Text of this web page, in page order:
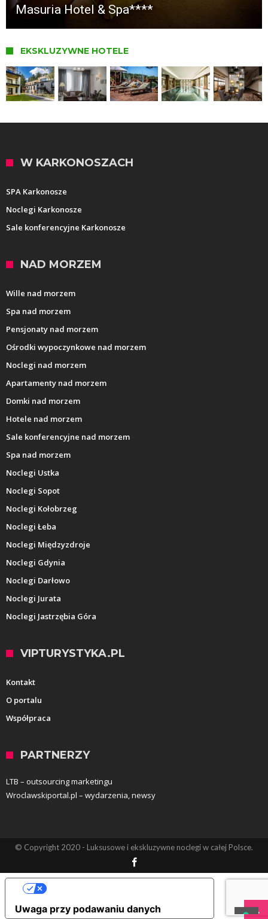
Masuria Hotel & Spa****
EKSKLUZYWNE HOTELE
W KARKONOSZACH
SPA Karkonosze
Noclegi Karkonosze
Sale konferencyjne Karkonosze
NAD MORZEM
Wille nad morzem
Spa nad morzem
Pensjonaty nad morzem
Ośrodki wypoczynkowe nad morzem
Noclegi nad morzem
Apartamenty nad morzem
Domki nad morzem
Hotele nad morzem
Sale konferencyjne nad morzem
Spa nad morzem
Noclegi Ustka
Noclegi Sopot
Noclegi Kołobrzeg
Noclegi Łeba
Noclegi Międzyzdroje
Noclegi Gdynia
Noclegi Darłowo
Noclegi Jurata
Noclegi Jastrzębia Góra
VIPTURYSTYKA.PL
Kontakt
O portalu
Współpraca
PARTNERZY
LTB – outsourcing marketingu
Wroclawskiportal.pl – wydarzenia, newsy
© Copyright 2020 - Luksusowe i ekskluzywne noclegi w całej Polsce.
Uwaga przy podawaniu danych
Opcje prywatności użytkownika